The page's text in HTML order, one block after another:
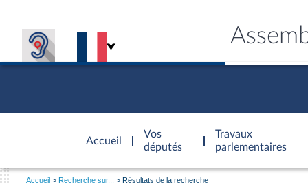
Accueil
d'accueil
Vos
députés
Travaux
parlementaires
Vous
Accueil Recherche sur... Résultats de la recherche